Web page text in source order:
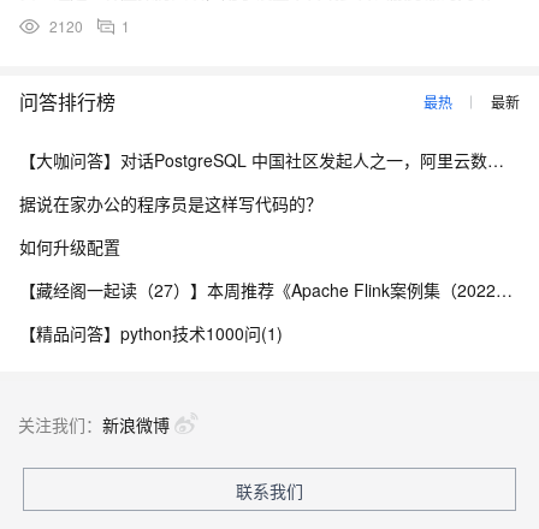
2120 1
问答排行榜 最热 最新
【大咖问答】对话PostgreSQL 中国社区发起人之一，阿里云数据库高级专家 德哥
据说在家办公的程序员是这样写代码的？
如何升级配置
【藏经阁一起读（27）】本周推荐《Apache Flink案例集（2022版）》，你有哪些心得？
【精品问答】python技术1000问(1)
关注我们： 新浪微博
联系我们